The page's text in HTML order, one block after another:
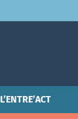
L’ENTRE’ACT